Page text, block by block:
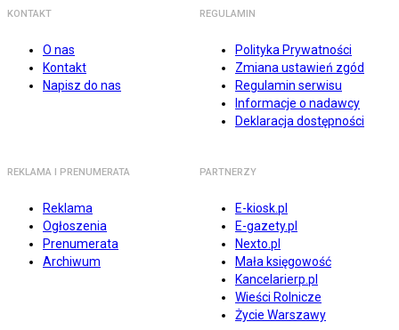
KONTAKT
O nas
Kontakt
Napisz do nas
REGULAMIN
Polityka Prywatności
Zmiana ustawień zgód
Regulamin serwisu
Informacje o nadawcy
Deklaracja dostępności
REKLAMA I PRENUMERATA
Reklama
Ogłoszenia
Prenumerata
Archiwum
PARTNERZY
E-kiosk.pl
E-gazety.pl
Nexto.pl
Mała księgowość
Kancelarierp.pl
Wieści Rolnicze
Życie Warszawy